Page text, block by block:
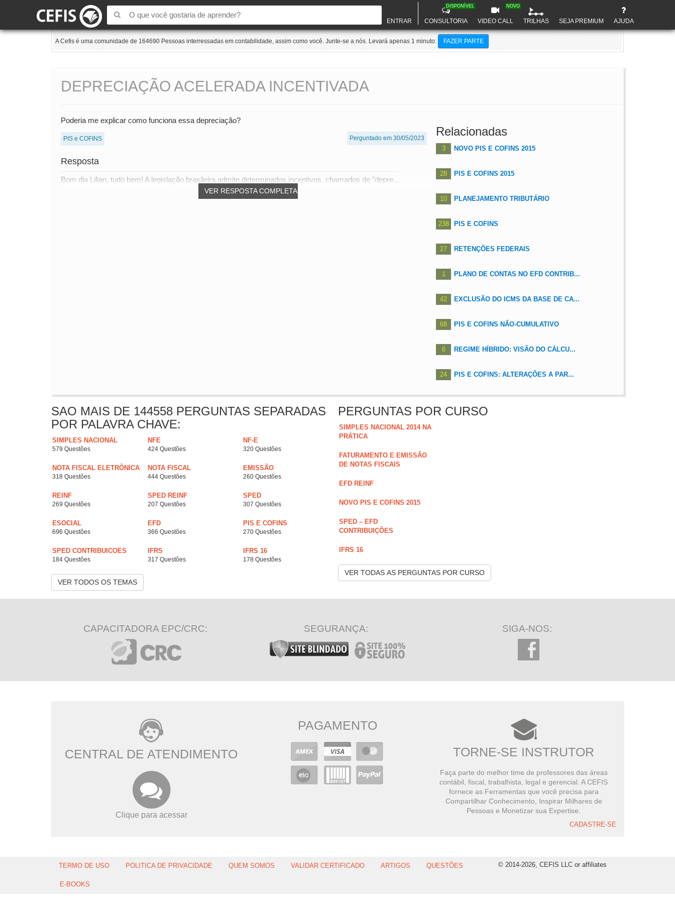
ENTRAR CONSULTORIA
DISPONÍVEL
VIDEO CALL
NOVO
TRILHAS SEJA PREMIUM AJUDA
A Cefis é uma comunidade de 164690 Pessoas interressadas em contabilidade, assim como você. Junte-se a nós. Levará apenas 1 minuto: FAZER PARTE
DEPRECIAÇÃO ACELERADA INCENTIVADA
Poderia me explicar como funciona essa depreciação?
PIS e COFINS Perguntado em 30/05/2023
Resposta
VER RESPOSTA COMPLETA
Bom dia Lilian, tudo bem! A legislação brasileira admite determinados incentivos, chamados de "depre...
Relacionadas
3 NOVO PIS E COFINS 2015
28 PIS E COFINS 2015
10 PLANEJAMENTO TRIBUTÁRIO
238 PIS E COFINS
27 RETENÇÕES FEDERAIS
1 PLANO DE CONTAS NO EFD CONTRIB...
42 EXCLUSÃO DO ICMS DA BASE DE CA...
68 PIS E COFINS NÃO-CUMULATIVO
6 REGIME HÍBRIDO: VISÃO DO CÁLCU...
24 PIS E COFINS: ALTERAÇÕES A PAR...
SAO MAIS DE 144558 PERGUNTAS SEPARADAS
POR PALAVRA CHAVE:
SIMPLES NACIONAL
579 Questões
NFE
424 Questões
NF-E
320 Questões
NOTA FISCAL ELETRÔNICA
318 Questões
NOTA FISCAL
444 Questões
EMISSÃO
260 Questões
REINF
269 Questões
SPED REINF
207 Questões
SPED
307 Questões
ESOCIAL
696 Questões
EFD
366 Questões
PIS E COFINS
270 Questões
SPED CONTRIBUICOES
184 Questões
IFRS
317 Questões
IFRS 16
178 Questões
VER TODOS OS TEMAS
PERGUNTAS POR CURSO
SIMPLES NACIONAL 2014 NA
PRÁTICA
FATURAMENTO E EMISSÃO
DE NOTAS FISCAIS
EFD REINF
NOVO PIS E COFINS 2015
SPED – EFD
CONTRIBUIÇÕES
IFRS 16
VER TODAS AS PERGUNTAS POR CURSO
CAPACITADORA EPC/CRC: SEGURANÇA: SIGA-NOS:
CENTRAL DE ATENDIMENTO
Clique para acessar
PAGAMENTO
TORNE-SE INSTRUTOR
Faça parte do melhor time de professores das áreas
contábil, fiscal, trabalhista, legal e gerencial. A CEFIS
fornece as Ferramentas que você precisa para
Compartilhar Conhecimento, Inspirar Milhares de
Pessoas e Monetizar sua Expertise.
CADASTRE-SE
TERMO DE USO POLITICA DE PRIVACIDADE QUEM SOMOS VALIDAR CERTIFICADO ARTIGOS QUESTÕES
E-BOOKS
© 2014-2026, CEFIS LLC or affiliates